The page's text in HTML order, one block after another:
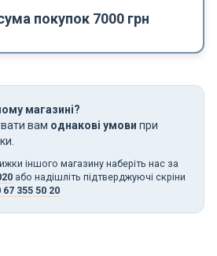
покупок 7000 грн
магазині?
вам однакові умови при
іншого магазину наберіть нас за
або надішліть підтверджуючі скріни
67 355 50 20